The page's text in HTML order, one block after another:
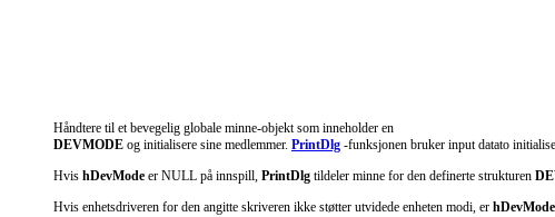
Håndtere til et bevegelig globale minne-objekt som inneholder en
DEVMODE og initialisere sine medlemmer. PrintDlg -funksjonen bruker input datato
Hvis hDevMode er NULL på innspill, PrintDlg tildeler minne for den definerte strukturen
Hvis enhetsdriveren for den angitte skriveren ikke støtter utvidede enheten modi, er hDevMode